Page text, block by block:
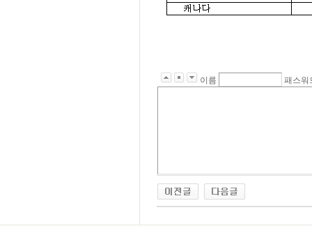
이름 패스